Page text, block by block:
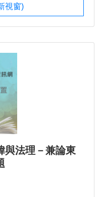
視窗)
與法理－兼論東